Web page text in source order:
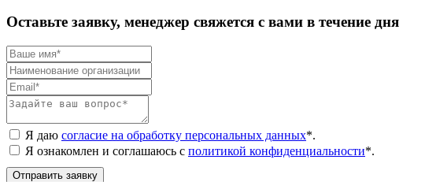
Оставьте заявку, менеджер свяжется с вами в течение дня
Я даю согласие на обработку персональных данных*.
Я ознакомлен и соглашаюсь с политикой конфиденциальности*.
Отправить заявку